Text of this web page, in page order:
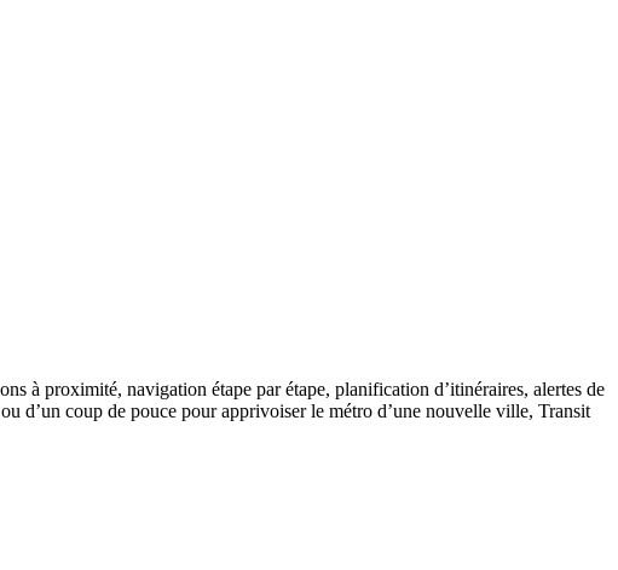
à proximité, navigation étape par étape, planification d’itinéraires, alertes de
d’un coup de pouce pour apprivoiser le métro d’une nouvelle ville, Transit